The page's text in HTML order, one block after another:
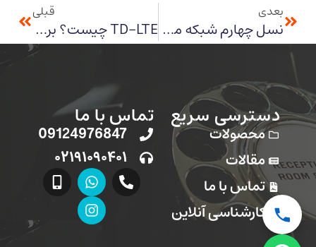
بعدی
نسل چهارم شبکه موبایل 4G
قبلی
TD-LTE چیست؟ بررسی تخصصی و عملکرد
دسترسی سریع
محصولات
مقالات
تماس با ما
کارشناسی آنلاین
تماس با ما
09124976847
۰۲۱۹۱۰۹۰۴۰۱